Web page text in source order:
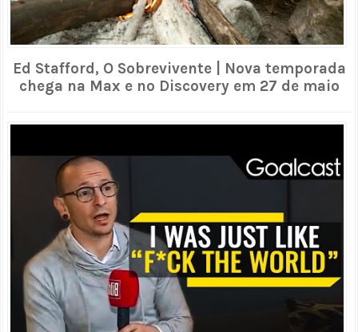
Ed Stafford, O Sobrevivente | Nova temporada
chega na Max e no Discovery em 27 de maio